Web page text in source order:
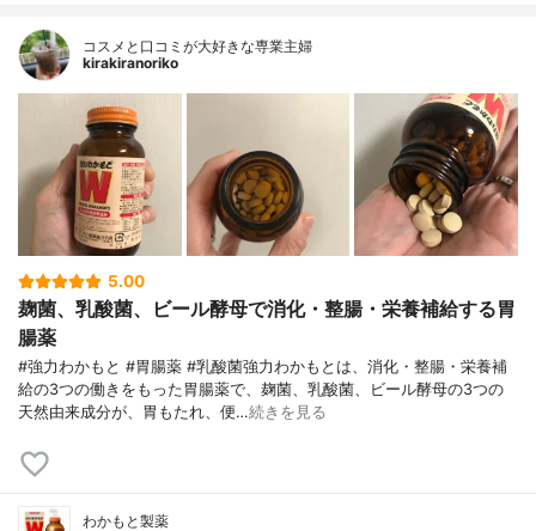
コスメと口コミが大好きな専業主婦
kirakiranoriko
5.00
麹菌、乳酸菌、ビール酵母で消化・整腸・栄養補給する胃
腸薬
#強力わかもと #胃腸薬 #乳酸菌強力わかもとは、消化・整腸・栄養補
給の3つの働きをもった胃腸薬で、麹菌、乳酸菌、ビール酵母の3つの
天然由来成分が、胃もたれ、便…続きを見る
わかもと製薬